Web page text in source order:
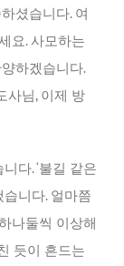
셨습니다. 여
요. 사모하는
하겠습니다.
사님, 이제 방
다. ‘불길 같은
니다. 얼마쯤
나둘씩 이상해
듯이 흔드는